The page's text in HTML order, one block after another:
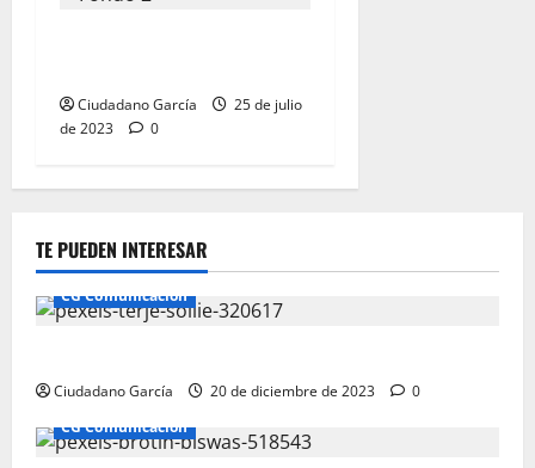
Ciudadano García
25 de julio
de 2023
0
TE PUEDEN INTERESAR
CG Comunicación
Ciudadano García 20 de diciembre de 2023
0
CG Comunicación